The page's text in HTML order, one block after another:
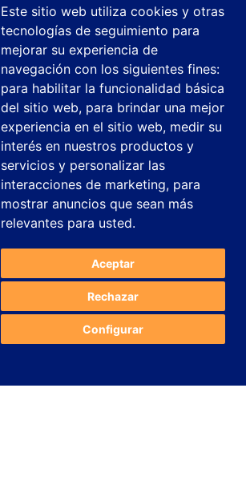
Este sitio web utiliza cookies y otras
tecnologías de seguimiento para
mejorar su experiencia de
navegación con los siguientes fines:
para habilitar la funcionalidad básica
del sitio web, para brindar una mejor
experiencia en el sitio web, medir su
interés en nuestros productos y
servicios y personalizar las
interacciones de marketing, para
mostrar anuncios que sean más
relevantes para usted.
Aceptar
Rechazar
Configurar